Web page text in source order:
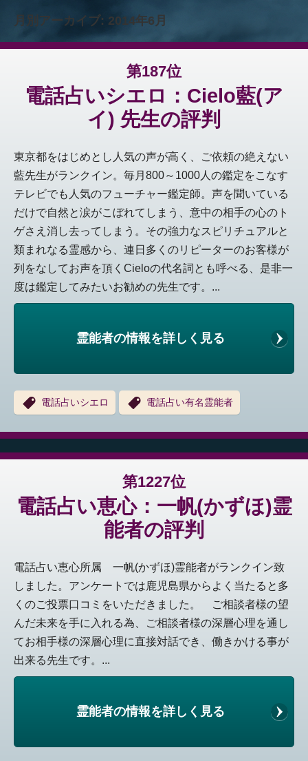
月別アーカイブ: 2014年6月
第187位
電話占いシエロ：Cielo藍(ア
イ) 先生の評判
東京都をはじめとし人気の声が高く、ご依頼の絶えない
藍先生がランクイン。毎月800～1000人の鑑定をこなす
テレビでも人気のフューチャー鑑定師。声を聞いている
だけで自然と涙がこぼれてしまう、意中の相手の心のト
ゲさえ消し去ってしまう。その強力なスピリチュアルと
類まれなる霊感から、連日多くのリピーターのお客様が
列をなしてお声を頂くCieloの代名詞とも呼べる、是非一
度は鑑定してみたいお勧めの先生です。...
霊能者の情報を詳しく見る
電話占いシエロ 電話占い有名霊能者
第1227位
電話占い恵心：一帆(かずほ)霊
能者の評判
電話占い恵心所属 一帆(かずほ)霊能者がランクイン致
しました。アンケートでは鹿児島県からよく当たると多
くのご投票口コミをいただきました。 ご相談者様の望
んだ未来を手に入れる為、ご相談者様の深層心理を通し
てお相手様の深層心理に直接対話でき、働きかける事が
出来る先生です。...
霊能者の情報を詳しく見る